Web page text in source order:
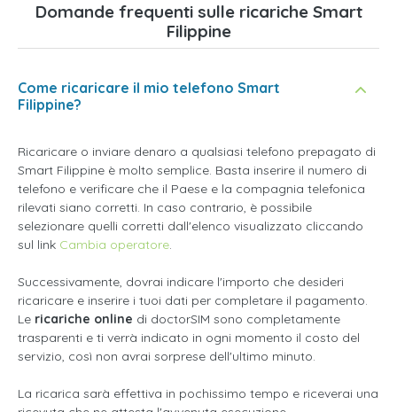
Domande frequenti sulle ricariche Smart
Filippine
Come ricaricare il mio telefono Smart
Filippine?
Ricaricare o inviare denaro a qualsiasi telefono prepagato di
Smart Filippine è molto semplice. Basta inserire il numero di
telefono e verificare che il Paese e la compagnia telefonica
rilevati siano corretti. In caso contrario, è possibile
selezionare quelli corretti dall'elenco visualizzato cliccando
sul link Cambia operatore.
Successivamente, dovrai indicare l'importo che desideri
ricaricare e inserire i tuoi dati per completare il pagamento.
Le ricariche online di doctorSIM sono completamente
trasparenti e ti verrà indicato in ogni momento il costo del
servizio, così non avrai sorprese dell'ultimo minuto.
La ricarica sarà effettiva in pochissimo tempo e riceverai una